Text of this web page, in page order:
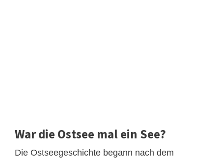
War die Ostsee mal ein See?
Die Ostseegeschichte begann nach dem